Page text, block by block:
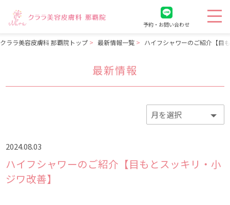
予約・お問い合わせ
クララ美容皮膚科 那覇院トップ 最新情報一覧 ハイフシャワーのご紹介【目
最新情報
2024.08.03
ハイフシャワーのご紹介【目もとスッキリ・小
ジワ改善】